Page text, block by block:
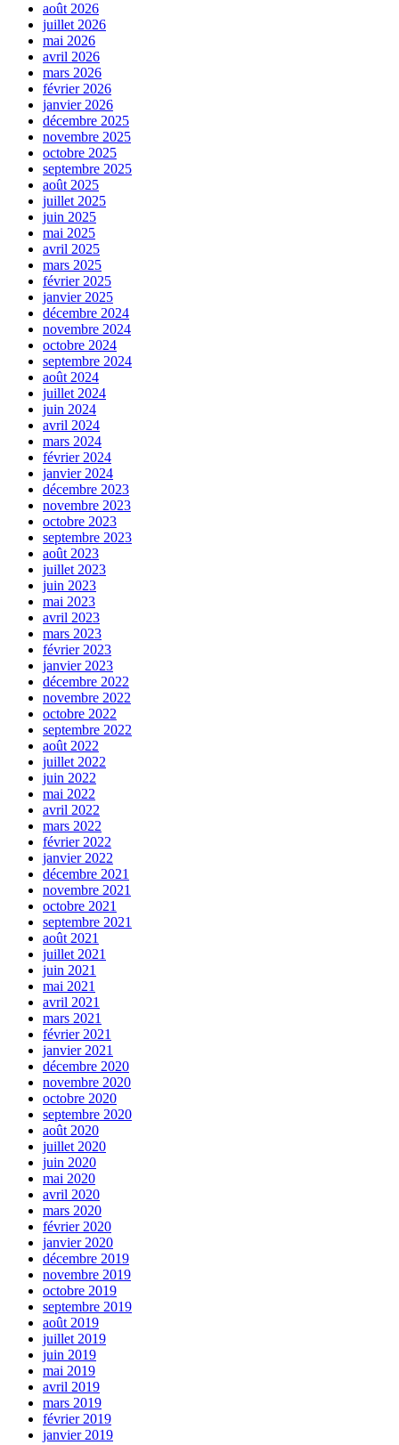
août 2026
juillet 2026
mai 2026
avril 2026
mars 2026
février 2026
janvier 2026
décembre 2025
novembre 2025
octobre 2025
septembre 2025
août 2025
juillet 2025
juin 2025
mai 2025
avril 2025
mars 2025
février 2025
janvier 2025
décembre 2024
novembre 2024
octobre 2024
septembre 2024
août 2024
juillet 2024
juin 2024
avril 2024
mars 2024
février 2024
janvier 2024
décembre 2023
novembre 2023
octobre 2023
septembre 2023
août 2023
juillet 2023
juin 2023
mai 2023
avril 2023
mars 2023
février 2023
janvier 2023
décembre 2022
novembre 2022
octobre 2022
septembre 2022
août 2022
juillet 2022
juin 2022
mai 2022
avril 2022
mars 2022
février 2022
janvier 2022
décembre 2021
novembre 2021
octobre 2021
septembre 2021
août 2021
juillet 2021
juin 2021
mai 2021
avril 2021
mars 2021
février 2021
janvier 2021
décembre 2020
novembre 2020
octobre 2020
septembre 2020
août 2020
juillet 2020
juin 2020
mai 2020
avril 2020
mars 2020
février 2020
janvier 2020
décembre 2019
novembre 2019
octobre 2019
septembre 2019
août 2019
juillet 2019
juin 2019
mai 2019
avril 2019
mars 2019
février 2019
janvier 2019